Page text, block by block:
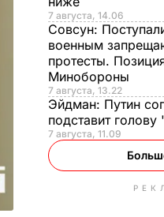
7 августа, 14.06
Совсун:
военным
протесты.
Минобороны
7 августа, 13.22
Эйдман: Путин
подставит
7 августа, 11.09